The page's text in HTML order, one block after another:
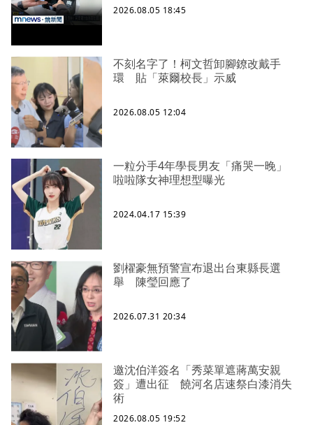
2026.08.05 18:45
不刻名字了！柯文哲卸腳鐐改戴手
環 貼「萊爾校長」示威
2026.08.05 12:04
一粒分手4年學長男友「痛哭一晚」
啦啦隊女神理想型曝光
2024.04.17 15:39
劉櫂豪無預警宣布退出台東縣長選
舉 陳瑩回應了
2026.07.31 20:34
邀沈伯洋簽名「秀菜單遮蔣萬安親
簽」遭出征 饒河名店速祭白漆消失
術
2026.08.05 19:52